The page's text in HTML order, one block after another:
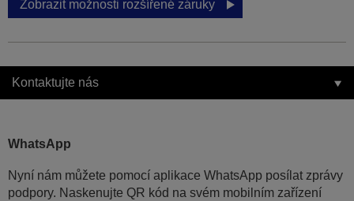
Zobrazit možnosti rozšířené záruky
Kontaktujte nás
WhatsApp
Nyní nám můžete pomocí aplikace WhatsApp posílat zprávy
podpory. Naskenujte QR kód na svém mobilním zařízení